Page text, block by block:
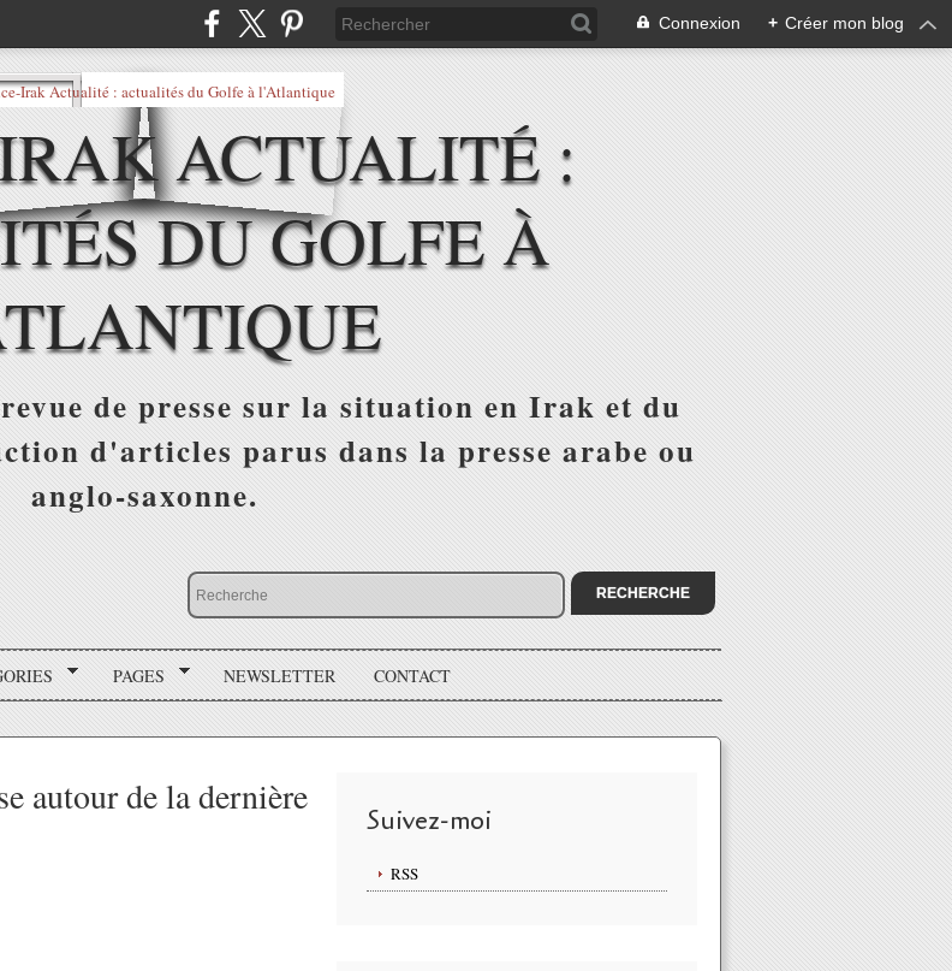
Connexion + Créer mon blog
ACTUALITÉ :
DU GOLFE À
de presse sur la situation en Irak et du
d'articles parus dans la presse arabe ou
anglo-saxonne.
PAGES NEWSLETTER CONTACT
autour de la dernière
Suivez-moi
RSS